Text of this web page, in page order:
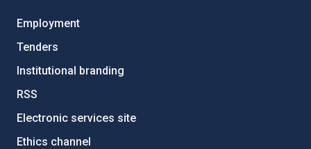
Employment
Tenders
Institutional branding
RSS
Electronic services site
Ethics channel